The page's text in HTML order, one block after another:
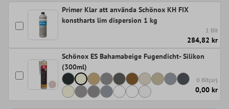
Primer Klar att använda Schönox KH FIX
konstharts lim dispersion 1 kg
1 Bit
284,82 kr
Schönox ES Bahamabeige Fugendicht- Silikon
(300ml)
0 Bit(ar)
0,00 kr